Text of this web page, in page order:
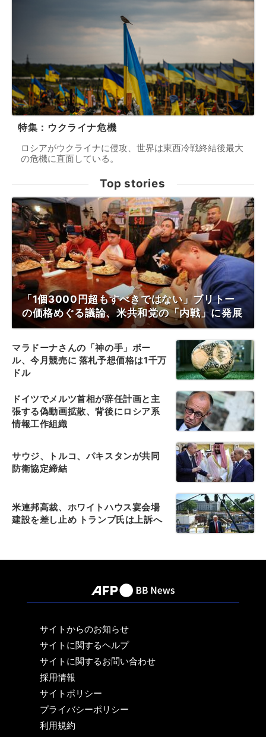
特集：ウクライナ危機
ロシアがウクライナに侵攻、世界は東西冷戦終結後最大
の危機に直面している。
Top stories
「1個3000円超もすべきではない」ブリトー
の価格めぐる議論、米共和党の「内戦」に発展
マラドーナさんの「神の手」ボー
ル、今月競売に 落札予想価格は1千万
ドル
ドイツでメルツ首相が辞任計画と主
張する偽動画拡散、背後にロシア系
情報工作組織
サウジ、トルコ、パキスタンが共同
防衛協定締結
米連邦高裁、ホワイトハウス宴会場
建設を差し止め トランプ氏は上訴へ
サイトからのお知らせ
サイトに関するヘルプ
サイトに関するお問い合わせ
採用情報
サイトポリシー
プライバシーポリシー
利用規約